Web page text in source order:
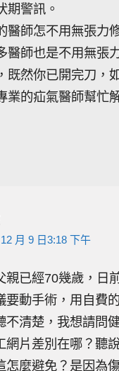
期警訊。
醫師怎不用無張力
醫師也是不用無張
既然你已開完刀，
業的疝氣醫師幫忙
月 9 日3:18 下午
親已經70幾歲，日
要動手術，用自費
不清楚，我想請問
網片差別在哪？聽
怎麼避免？是因為